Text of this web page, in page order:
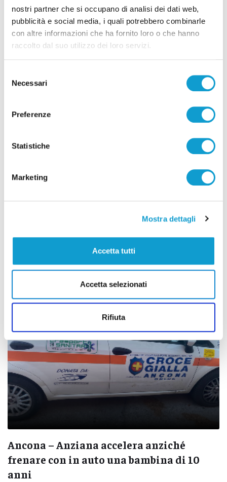
nostri partner che si occupano di analisi dei dati web,
pubblicità e social media, i quali potrebbero combinarle
con altre informazioni che ha fornito loro o che hanno
raccolto dal suo utilizzo dei loro servizi.
delNecessari
Preferenze
Statistiche
Marketing
Mostra dettagli
Accetta tutti
Accetta selezionati
Rifiuta
San Benedetto del Tronto - Bambina di
due anni si allontana da casa, trovata
sola al porto,
Ancona – Soccorsa bambina dopo un tuffo
dagli scogli della grotta Azzurra
di Ciro Montanari
Ancona – Anziana accelera anziché
frenare con in auto una bambina di 10
anni